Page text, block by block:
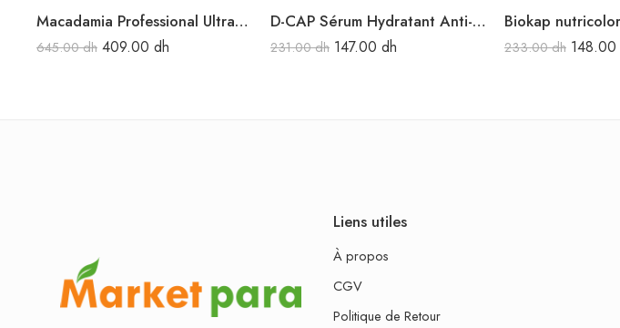
Macadamia Professional Ultra Rich Repair Oil Treatment 125 ml
645.00dh 409.00 dh
D-CAP Sérum Hydratant Anti-Pelliculaire 50ml
231.00dh 147.00 dh 233.00dh 148.00
Liens utiles
À propos
CGV
Politique de Retour